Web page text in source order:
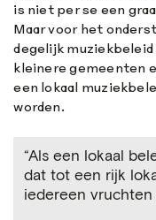
is niet per se een
Maar voor het
degelijk
kleinere gemeenten
een lokaal
worden.
“Als een lokaal
dat tot een rijk
iedereen vruchten